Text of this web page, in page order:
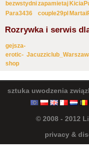
bezwstydnizapamietaj
Para3436
couple29pl
Rozrywka i serwis
gejsza-
erotic-
shop
sztuka uwodzenia
© 2008 - 2012
privacy &